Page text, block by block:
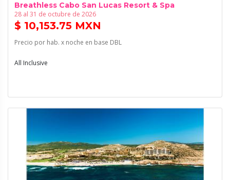
Breathless Cabo San Lucas Resort & Spa
28 al 31 de octubre de 2026
$ 10,153.75 MXN
Precio por hab. x noche en base DBL
All Inclusive